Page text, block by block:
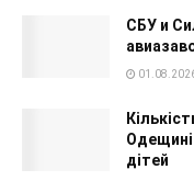
СБУ и
дітей